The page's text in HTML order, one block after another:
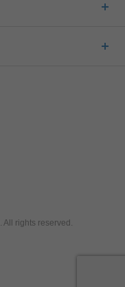
rights reserved.